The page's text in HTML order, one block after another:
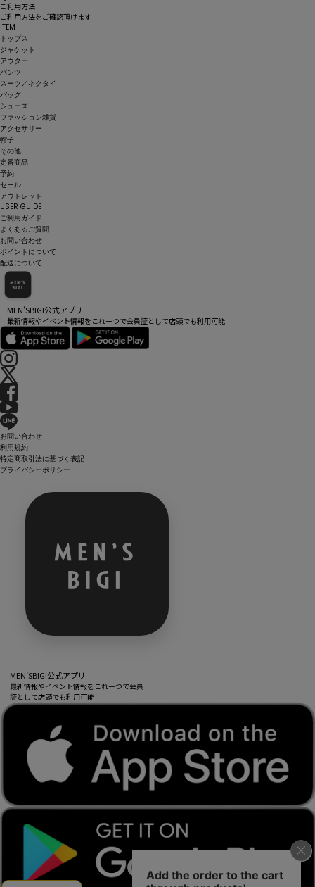
ご利用方法
ご利用方法をご確認頂けます
ITEM
トップス
ジャケット
アウター
パンツ
スーツ／ネクタイ
バッグ
シューズ
ファッション雑貨
アクセサリー
帽子
その他
定番商品
予約
セール
アウトレット
USER GUIDE
ご利用ガイド
よくあるご質問
お問い合わせ
ポイントについて
配送について
MEN’SBIGI公式アプリ
最新情報やイベント情報をこれ一つで会員証として店頭でも利用可能
お問い合わせ
利用規約
特定商取引法に基づく表記
プライバシーポリシー
MEN’SBIGI公式アプリ
最新情報やイベント情報をこれ一つで会員
証として店頭でも利用可能